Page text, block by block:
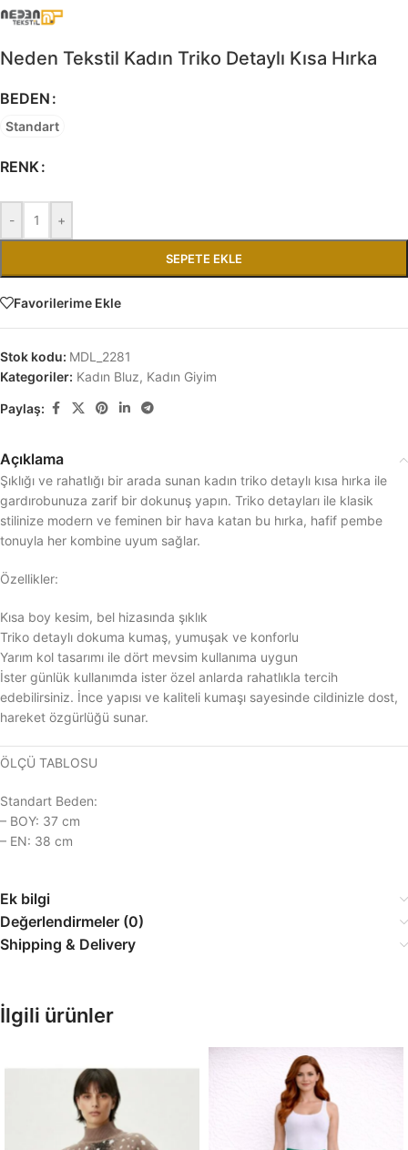
Neden Tekstil Kadın Triko Detaylı Kısa Hırka
BEDEN
Standart
RENK
- +
SEPETE EKLE
Favorilerime Ekle
Stok kodu: MDL_2281
Kategoriler: Kadın Bluz, Kadın Giyim
Paylaş:
Açıklama
Şıklığı ve rahatlığı bir arada sunan kadın triko detaylı kısa hırka ile
gardırobunuza zarif bir dokunuş yapın. Triko detayları ile klasik
stilinize modern ve feminen bir hava katan bu hırka, hafif pembe
tonuyla her kombine uyum sağlar.
Özellikler:
Kısa boy kesim, bel hizasında şıklık
Triko detaylı dokuma kumaş, yumuşak ve konforlu
Yarım kol tasarımı ile dört mevsim kullanıma uygun
İster günlük kullanımda ister özel anlarda rahatlıkla tercih
edebilirsiniz. İnce yapısı ve kaliteli kumaşı sayesinde cildinizle dost,
hareket özgürlüğü sunar.
ÖLÇÜ TABLOSU
Standart Beden:
– BOY: 37 cm
– EN: 38 cm
Ek bilgi
Değerlendirmeler (0)
Shipping & Delivery
İlgili ürünler